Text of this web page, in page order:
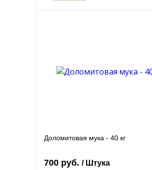
Доломитовая мука - 40 кг
700 руб. / Штука